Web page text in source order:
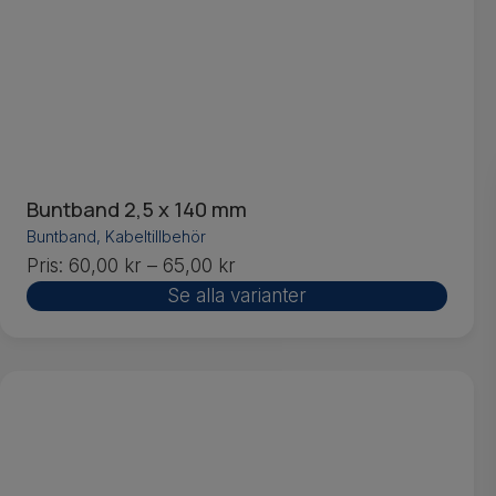
Buntband 2,5 x 140 mm
Buntband, Kabeltillbehör
Pris: 60,00 kr – 65,00 kr
Se alla varianter